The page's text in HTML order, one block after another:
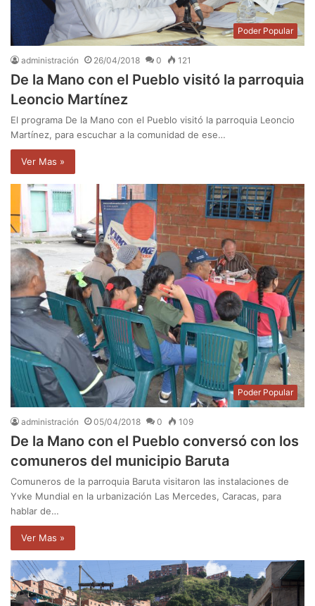
Poder Popular
administración 26/04/2018 0 121
De la Mano con el Pueblo visitó la parroquia
Leoncio Martínez
El programa De la Mano con el Pueblo visitó la parroquia Leoncio
Martínez, para escuchar a la comunidad de ese…
Ver Mas »
Poder Popular
administración 05/04/2018 0 109
De la Mano con el Pueblo conversó con los
comuneros del municipio Baruta
Comuneros de la parroquia Baruta visitaron las instalaciones de
Yvke Mundial en la urbanización Las Mercedes, Caracas, para
hablar de…
Ver Mas »